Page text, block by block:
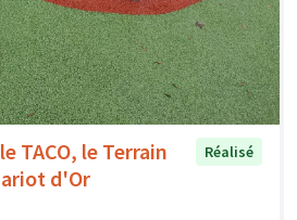
TACO, le Terrain
d'Or
Réalisé